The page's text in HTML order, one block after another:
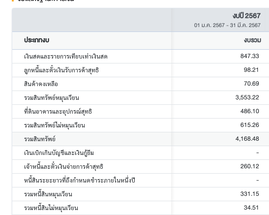
งบปี 2567
01 ม.ค. 2567-31 มี.ค. 2567
ประเภทงบ งบรวม
เงินสดและรายการเทียบเท่าเงินสด 847.33
ลูกหนี้และตั๋วเงินรับการค้าสุทธิ 98.21
สินค้าคงเหลือ 70.69
รวมสินทรัพย์หมุนเวียน 3,553.22
ที่ดินอาคารและอุปกรณ์สุทธิ 486.10
รวมสินทรัพย์ไม่หมุนเวียน 615.26
รวมสินทรัพย์ 4,168.48
เงินเบิกเกินบัญชีและเงินกู้ยืม -
เจ้าหนี้และตั๋วเงินจ่ายการค้าสุทธิ 260.12
หนี้สินระยะยาวที่ถึงกำหนดชำระภายในหนึ่งปี -
รวมหนี้สินหมุนเวียน 331.15
รวมหนี้สินไม่หมุนเวียน 34.51